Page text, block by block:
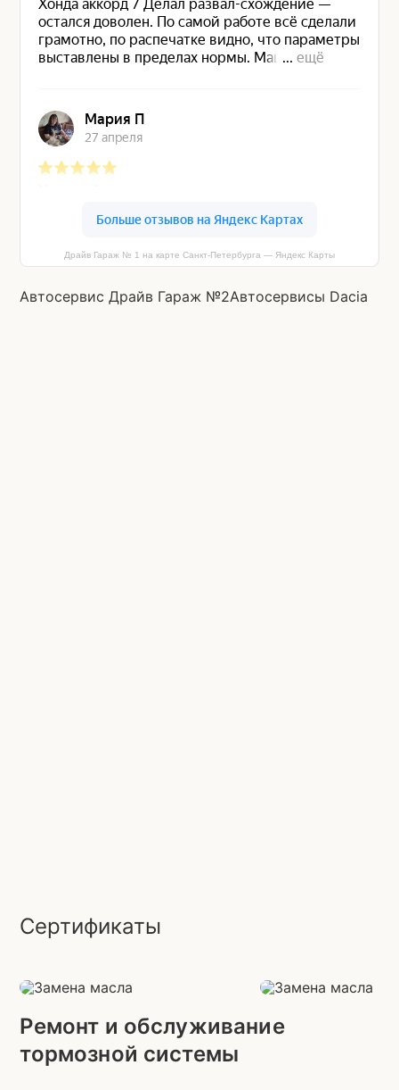
Подробнее
Драйв Гараж № 1 на карте Санкт‑Петербурга — Яндекс Карты
Автосервис Драйв Гараж №2Автосервисы Dacia
Сертификаты
Ремонт и обслуживание
тормозной системы